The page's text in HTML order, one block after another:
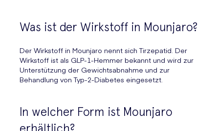
Was ist der Wirkstoff in Mounjaro?
Der Wirkstoff in Mounjaro nennt sich Tirzepatid. Der
Wirkstoff ist als GLP-1-Hemmer bekannt und wird zur
Unterstützung der Gewichtsabnahme und zur
Behandlung von Typ-2-Diabetes eingesetzt.
In welcher Form ist Mounjaro